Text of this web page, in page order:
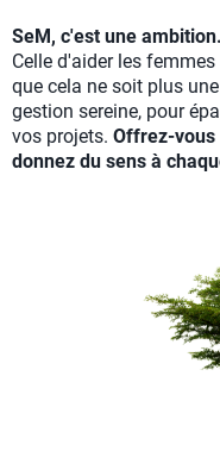
SeM, c'est une ambition.
Celle d'aider les
que cela ne soit plus
gestion sereine, pour
vos projets. Offrez-vous
donnez du sens à